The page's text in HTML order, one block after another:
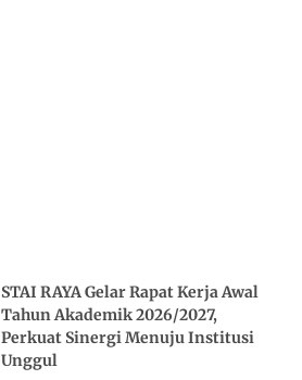
STAI RAYA Gelar Rapat Kerja Awal
Tahun Akademik 2026/2027,
Perkuat Sinergi Menuju Institusi
Unggul